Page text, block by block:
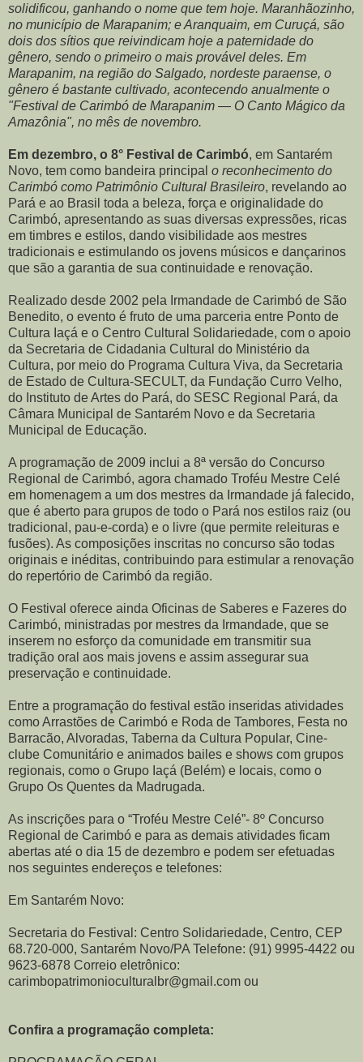
solidificou, ganhando o nome que tem hoje. Maranhãozinho,
no município de Marapanim; e Aranquaim, em Curuçá, são
dois dos sítios que reivindicam hoje a paternidade do
gênero, sendo o primeiro o mais provável deles. Em
Marapanim, na região do Salgado, nordeste paraense, o
gênero é bastante cultivado, acontecendo anualmente o
"Festival de Carimbó de Marapanim — O Canto Mágico da
Amazônia", no mês de novembro.
Em dezembro, o 8° Festival de Carimbó, em Santarém
Novo, tem como bandeira principal o reconhecimento do
Carimbó como Patrimônio Cultural Brasileiro, revelando ao
Pará e ao Brasil toda a beleza, força e originalidade do
Carimbó, apresentando as suas diversas expressões, ricas
em timbres e estilos, dando visibilidade aos mestres
tradicionais e estimulando os jovens músicos e dançarinos
que são a garantia de sua continuidade e renovação.
Realizado desde 2002 pela Irmandade de Carimbó de São
Benedito, o evento é fruto de uma parceria entre Ponto de
Cultura Iaçá e o Centro Cultural Solidariedade, com o apoio
da Secretaria de Cidadania Cultural do Ministério da
Cultura, por meio do Programa Cultura Viva, da Secretaria
de Estado de Cultura-SECULT, da Fundação Curro Velho,
do Instituto de Artes do Pará, do SESC Regional Pará, da
Câmara Municipal de Santarém Novo e da Secretaria
Municipal de Educação.
A programação de 2009 inclui a 8ª versão do Concurso
Regional de Carimbó, agora chamado Troféu Mestre Celé
em homenagem a um dos mestres da Irmandade já falecido,
que é aberto para grupos de todo o Pará nos estilos raiz (ou
tradicional, pau-e-corda) e o livre (que permite releituras e
fusões). As composições inscritas no concurso são todas
originais e inéditas, contribuindo para estimular a renovação
do repertório de Carimbó da região.
O Festival oferece ainda Oficinas de Saberes e Fazeres do
Carimbó, ministradas por mestres da Irmandade, que se
inserem no esforço da comunidade em transmitir sua
tradição oral aos mais jovens e assim assegurar sua
preservação e continuidade.
Entre a programação do festival estão inseridas atividades
como Arrastões de Carimbó e Roda de Tambores, Festa no
Barracão, Alvoradas, Taberna da Cultura Popular, Cine-
clube Comunitário e animados bailes e shows com grupos
regionais, como o Grupo Iaçá (Belém) e locais, como o
Grupo Os Quentes da Madrugada.
As inscrições para o “Troféu Mestre Celé”- 8º Concurso
Regional de Carimbó e para as demais atividades ficam
abertas até o dia 15 de dezembro e podem ser efetuadas
nos seguintes endereços e telefones:
Em Santarém Novo:
Secretaria do Festival: Centro Solidariedade, Centro, CEP
68.720-000, Santarém Novo/PA Telefone: (91) 9995-4422 ou
9623-6878 Correio eletrônico:
carimbopatrimonioculturalbr@gmail.com ou
Confira a programação completa: